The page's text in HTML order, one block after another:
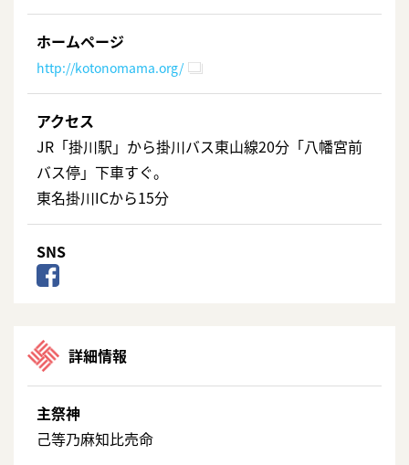
ホームページ
http://kotonomama.org/
アクセス
JR「掛川駅」から掛川バス東山線20分「八幡宮前
バス停」下車すぐ。
東名掛川ICから15分
SNS
詳細情報
主祭神
己等乃麻知比売命